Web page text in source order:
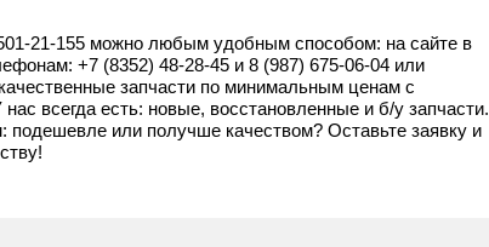
21-155 можно любым удобным способом: на сайте в
+7 (8352) 48-28-45 и 8 (987) 675-06-04 или
запчасти по минимальным ценам с
всегда есть: новые, восстановленные и б/у запчасти.
подешевле или получше качеством? Оставьте заявку и